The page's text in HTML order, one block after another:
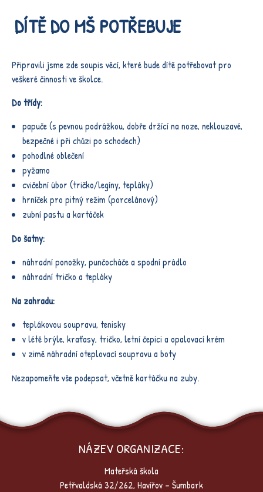
DÍTĚ DO MŠ POTŘEBUJE
Připravili jsme zde soupis věcí, které bude dítě potřebovat pro
veškeré činnosti ve školce.
Do třídy:
papuče (s pevnou podrážkou, dobře držící na noze, neklouzavé,
bezpečné i při chůzi po schodech)
pohodlné oblečení
pyžamo
cvičební úbor (tričko/legíny, tepláky)
hrníček pro pitný režim (porcelánový)
zubní pastu a kartáček
Do šatny:
náhradní ponožky, punčocháče a spodní prádlo
náhradní tričko a tepláky
Na zahradu:
teplákovou soupravu, tenisky
v létě brýle, kraťasy, tričko, letní čepici a opalovací krém
v zimě náhradní oteplovací soupravu a boty
Nezapomeňte vše podepsat, včetně kartáčku na zuby.
NÁZEV ORGANIZACE:
Mateřská škola
Petřvaldská 32/262, Havířov – Šumbark